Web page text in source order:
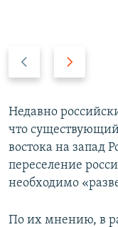
д
ы
д
у
щ
й
д
у
ю
щ
и
с
Недавно
что
востока на запад
переселение
необходимо
По их мнению, в